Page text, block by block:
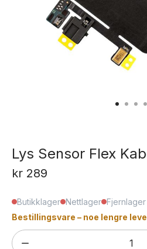
Lys Sensor Flex
kr 289
Butikklager Nettlager Fjernlager
Bestillingsvare – noe lengre
Lys